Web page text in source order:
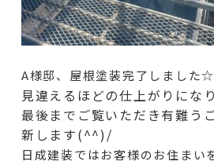
A様邸、屋根塗装完了しました☆
見違えるほどの仕上がりに
最後までご覧いただき有難う
新します(^^)/
日成建装ではお客様のお住まい